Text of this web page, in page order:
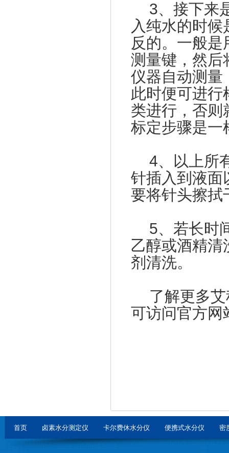
3、接下来
入纯水的时
反的。一般
测量键，然后
仪器自动测量
此时便可进行
类进行，否则
标定步骤是一
4、以上所
针插入到液面
要将针头擦拭
5、若长时
乙醇或酒精清
剂清洗。
了解更多艾
可访问官方网
首页 卤素水分测定仪 卡尔费休水分仪 便携式水分仪 密